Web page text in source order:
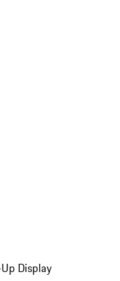
Display